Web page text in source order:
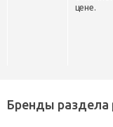
цене.
Бренды раздела